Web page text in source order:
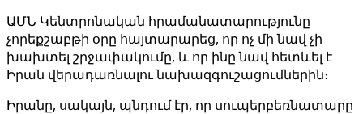
ԱՄՆ Կենտրոնական հրամանատարությունը
չորեքշաբթի օրը հայտարարեց, որ ոչ մի նավ չի
խախտել շրջափակումը, և որ ինը նավ հետևել է
Իրան վերադառնալու նախազգուշացումներին։
Իրանը, սակայն, պնդում էր, որ սուպերբեռնատարը